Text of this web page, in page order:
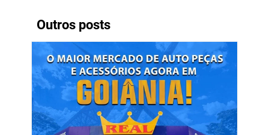
Outros posts